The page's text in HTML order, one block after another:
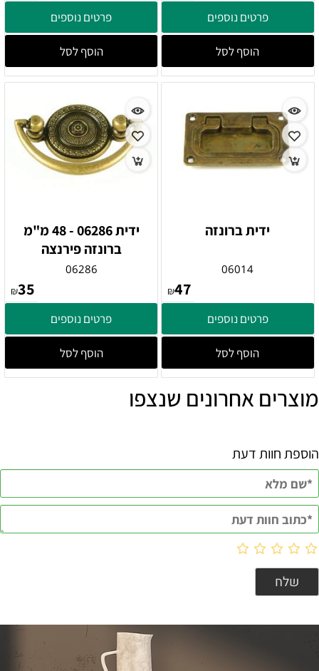
פרטים נוספים
הוסף לסל
פרטים נוספים
הוסף לסל
ידית ברונזה
06014
₪47
פרטים נוספים
הוסף לסל
ידית 06286 - 48 מ"מ
ברונזה פירנצה
06286
₪35
פרטים נוספים
הוסף לסל
מוצרים אחרונים שנצפו
הוספת חוות דעת